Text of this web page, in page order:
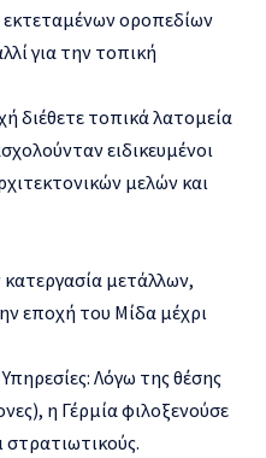
οροπεδίων
για την τοπική
διέθετε τοπικά λατομεία
ειδικευμένοι
μελών και
μετάλλων,
εποχή του Μίδα μέχρι
Λόγω της θέσης
η Γέρμία φιλοξενούσε
στρατιωτικούς.